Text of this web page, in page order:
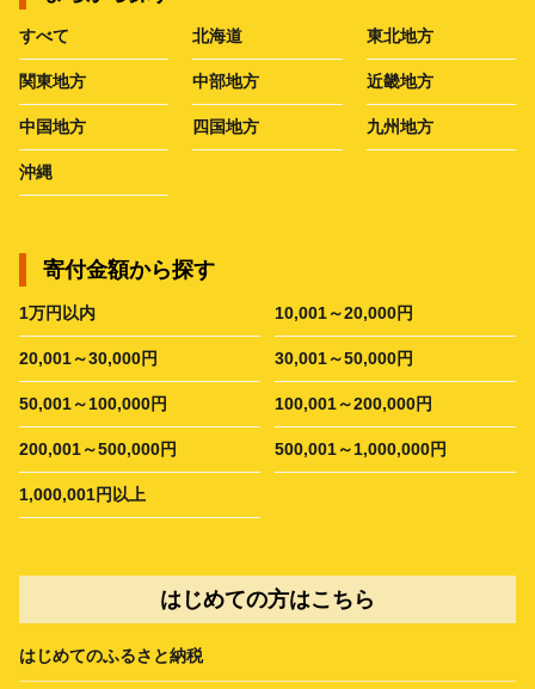
すべて 北海道 東北地方
関東地方 中部地方 近畿地方
中国地方 四国地方 九州地方
沖縄
寄付金額から探す
1万円以内 10,001～20,000円
20,001～30,000円 30,001～50,000円
50,001～100,000円 100,001～200,000円
200,001～500,000円 500,001～1,000,000円
1,000,001円以上
はじめての方はこちら
はじめてのふるさと納税